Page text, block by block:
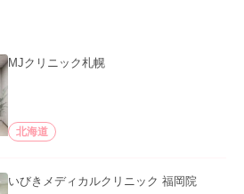
MJクリニック札幌
北海道
いびきメディカルクリニック 福岡院